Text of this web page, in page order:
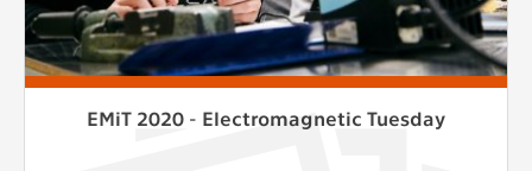
EMiT 2020 - Electromagnetic Tuesday